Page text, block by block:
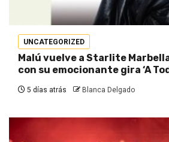
UNCATEGORIZED
Malú vuelve a Starlite
con su emocionante gira ‘A
5 días atrás Blanca Delgado